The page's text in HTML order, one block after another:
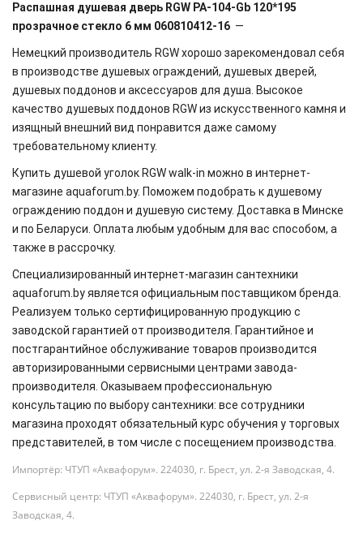
Распашная душевая дверь RGW PA-104-Gb 120*195
прозрачное стекло 6 мм 060810412-16 —
Немецкий производитель RGW хорошо зарекомендовал себя
в производстве душевых ограждений, душевых дверей,
душевых поддонов и аксессуаров для душа. Высокое
качество душевых поддонов RGW из искусственного камня и
изящный внешний вид понравится даже самому
требовательному клиенту.
Купить душевой уголок RGW walk-in можно в интернет-
магазине aquaforum.by. Поможем подобрать к душевому
ограждению поддон и душевую систему. Доставка в Минске
и по Беларуси. Оплата любым удобным для вас способом, а
также в рассрочку.
Специализированный интернет-магазин сантехники
aquaforum.by является официальным поставщиком бренда.
Реализуем только сертифицированную продукцию с
заводской гарантией от производителя. Гарантийное и
постгарантийное обслуживание товаров производится
авторизированными сервисными центрами завода-
производителя. Оказываем профессиональную
консультацию по выбору сантехники: все сотрудники
магазина проходят обязательный курс обучения у торговых
представителей, в том числе с посещением производства.
Импортёр: ЧТУП «Аквафорум». 224030, г. Брест, ул. 2-я Заводская, 4.
Сервисный центр: ЧТУП «Аквафорум». 224030, г. Брест, ул. 2-я
Заводская, 4.